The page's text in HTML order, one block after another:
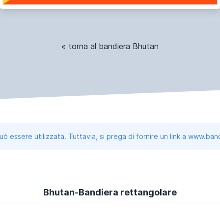
« torna al bandiera Bhutan
essere utilizzata. Tuttavia, si prega di fornire un link a
Bhutan-Bandiera rettangolare